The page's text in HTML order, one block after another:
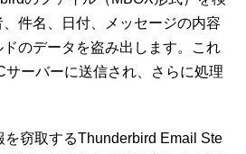
件名、日付、メッセージの内容
のデータを盗み出します。これ
サーバーに送信され、さらに処理
を窃取するThunderbird Email Ste